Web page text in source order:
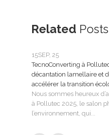
Related Posts
15SEP, 25
TecnoConverting à
décantation lamellaire et
accélérer la transition
Nous sommes heureux
à Pollutec 2025, le salon
l’environnement, qui...